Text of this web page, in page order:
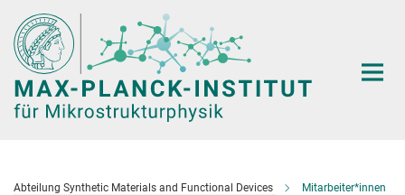
Hauptinhalt
Abteilung Synthetic Materials and Functional Devices Mitarbeiter*innen